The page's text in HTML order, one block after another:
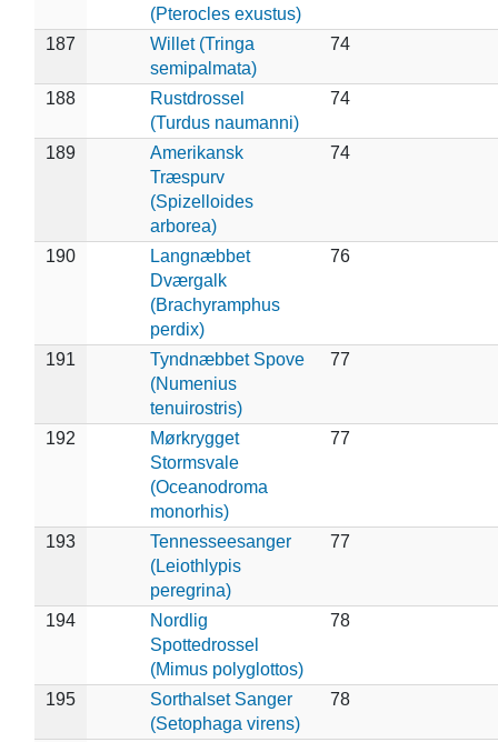
(Pterocles exustus)
187
Willet (Tringa
semipalmata)
74
188
Rustdrossel
(Turdus naumanni)
74
189
Amerikansk
Træspurv
(Spizelloides
arborea)
74
190
Langnæbbet
Dværgalk
(Brachyramphus
perdix)
76
191
Tyndnæbbet Spove
(Numenius
tenuirostris)
77
192
Mørkrygget
Stormsvale
(Oceanodroma
monorhis)
77
193
Tennesseesanger
(Leiothlypis
peregrina)
77
194
Nordlig
Spottedrossel
(Mimus polyglottos)
78
195
Sorthalset Sanger
(Setophaga virens)
78